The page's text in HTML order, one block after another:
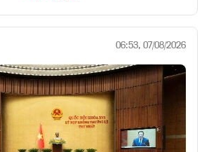
06:53, 07/08/2026